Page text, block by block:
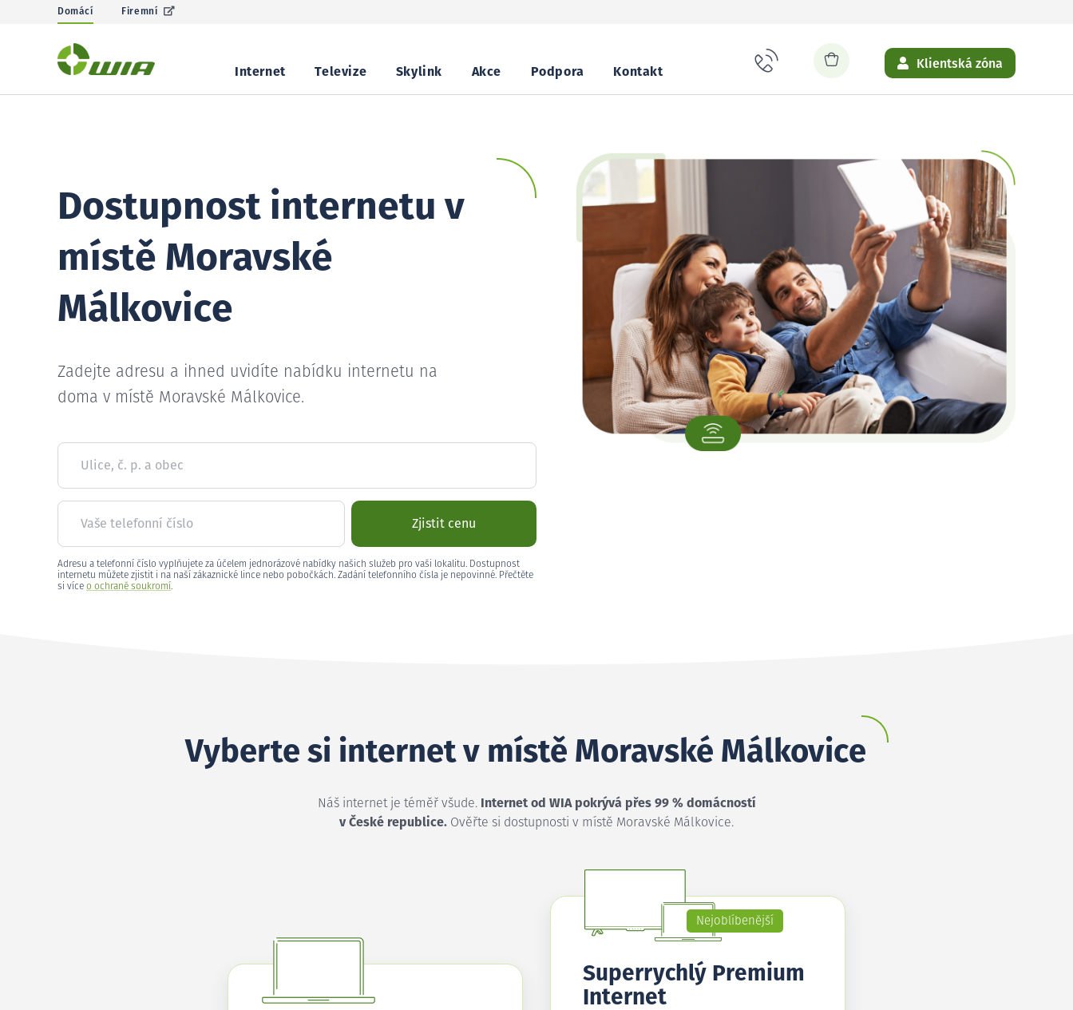
Domácí Firemní
Internet Televize Skylink Akce Podpora Kontakt
Klientská zóna
Dostupnost internetu v
místě Moravské
Málkovice
Zadejte adresu a ihned uvidíte nabídku internetu na
doma v místě Moravské Málkovice.
Ulice, č. p. a obec
Vaše telefonní číslo Zjistit cenu
Adresu a telefonní číslo vyplňujete za účelem jednorázové nabídky našich služeb pro vaši lokalitu. Dostupnost
internetu můžete zjistit i na naší zákaznické lince nebo pobočkách. Zadání telefonního čísla je nepovinné. Přečtěte
si více o ochraně soukromí.
Vyberte si internet v místě Moravské Málkovice
Náš internet je téměř všude.
Internet od WIA pokrývá přes 99 % domácností
v České republice. Ověřte si dostupnosti v místě Moravské Málkovice.
Nejoblíbenější
Superrychlý Premium
Internet